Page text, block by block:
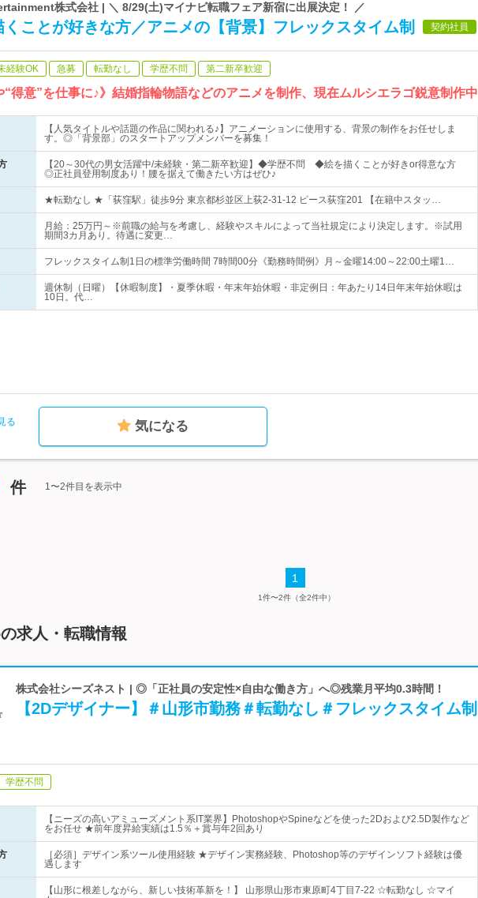
株式会社 | ＼ 8/29(土)マイナビ転職フェア新宿に出展決定！ ／
くことが好きな方／アニメの【背景】フレックスタイム制 契約社員
経験OK 急募 転勤なし 学歴不問 第二新卒歓迎
“得意”を仕事に♪》結婚指輪物語などのアニメを制作、現在ムルシエラゴ鋭意制作中
【人気タイトルや話題の作品に関われる♪】アニメーションに使用する、背景の制作をお任せしま
す。◎「背景部」のスタートアップメンバーを募集！
【20～30代の男女活躍中/未経験・第二新卒歓迎】◆学歴不問 ◆絵を描くことが好きor得意な方
◎正社員登用制度あり！腰を据えて働きたい方はぜひ♪
★転勤なし ★「荻窪駅」徒歩9分 東京都杉並区上荻2-31-12 ピース荻窪201 【在籍中スタッ…
月給：25万円～※前職の給与を考慮し、経験やスキルによって当社規定により決定します。※試用
期間3カ月あり。待遇に変更…
フレックスタイム制1日の標準労働時間 7時間00分《勤務時間例》月～金曜14:00～22:00土曜1…
週休制（日曜）【休暇制度】・夏季休暇・年末年始休暇・非定例日：年あたり14日年末年始休暇は
10日。代…
る 気になる
件 1〜2件目を表示中
1
1件〜2件（全2件中）
求人・転職情報
株式会社シーズネスト | ◎「正社員の安定性×自由な働き方」へ◎残業月平均0.3時間！
【2Dデザイナー】＃山形市勤務＃転勤なし＃フレックスタイム制
学歴不問
【ニーズの高いアミューズメント系IT業界】PhotoshopやSpineなどを使った2Dおよび2.5D製作など
をお任せ ★前年度昇給実績は1.5％＋賞与年2回あり
［必須］デザイン系ツール使用経験 ★デザイン実務経験、Photoshop等のデザインソフト経験は優
遇します
【山形に根差しながら、新しい技術革新を！】 山形県山形市東原町4丁目7-22 ☆転勤なし ☆マイ